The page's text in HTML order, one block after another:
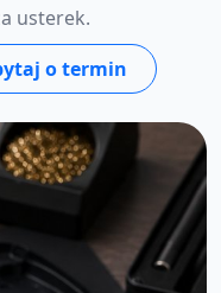
usterek.
o termin